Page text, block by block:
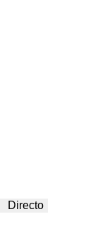
Directo